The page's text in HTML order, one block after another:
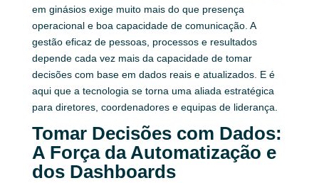
em ginásios exige muito mais do que presença
operacional e boa capacidade de comunicação. A
gestão eficaz de pessoas, processos e resultados
depende cada vez mais da capacidade de tomar
decisões com base em dados reais e atualizados. E é
aqui que a tecnologia se torna uma aliada estratégica
para diretores, coordenadores e equipas de liderança.
Tomar Decisões com Dados:
A Força da Automatização e
dos Dashboards